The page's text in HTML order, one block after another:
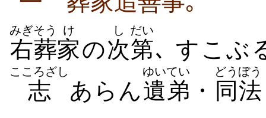
右
みぎ
葬
そう
家
け
の次
し
第
だい
､ すこぶ
志
こころざし
あらん遺弟
ゆいてい
・ 同法
どうぼう